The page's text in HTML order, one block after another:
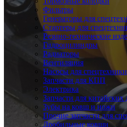
Фильтры
Генераторы для
Стартеры для
Резино-технические
Гидроцилиндры
Радиаторы
Вентиляция
Насосы для спецтехники
Запчасти для КПП
Электрика
Запчасти для китайских
Зубы на ковш и ножи
Прочие запчасти для
Дробильные ковши